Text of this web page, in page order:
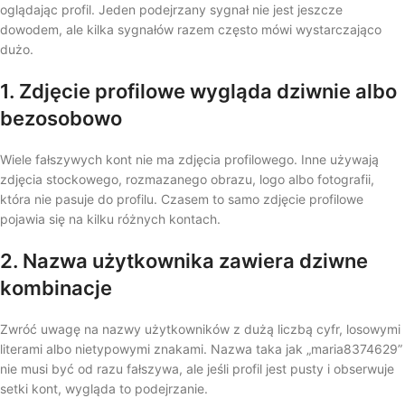
oglądając profil. Jeden podejrzany sygnał nie jest jeszcze
dowodem, ale kilka sygnałów razem często mówi wystarczająco
dużo.
1. Zdjęcie profilowe wygląda dziwnie albo
bezosobowo
Wiele fałszywych kont nie ma zdjęcia profilowego. Inne używają
zdjęcia stockowego, rozmazanego obrazu, logo albo fotografii,
która nie pasuje do profilu. Czasem to samo zdjęcie profilowe
pojawia się na kilku różnych kontach.
2. Nazwa użytkownika zawiera dziwne
kombinacje
Zwróć uwagę na nazwy użytkowników z dużą liczbą cyfr, losowymi
literami albo nietypowymi znakami. Nazwa taka jak „maria8374629”
nie musi być od razu fałszywa, ale jeśli profil jest pusty i obserwuje
setki kont, wygląda to podejrzanie.